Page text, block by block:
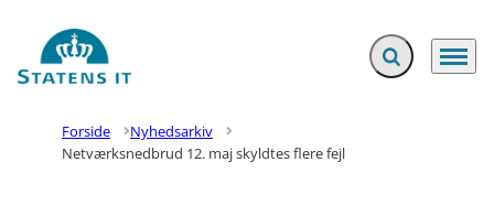
Gå til forsiden Fold søgefelt ud
Menu
Forside
Nyhedsarkiv
Netværksnedbrud 12. maj skyldtes flere fejl